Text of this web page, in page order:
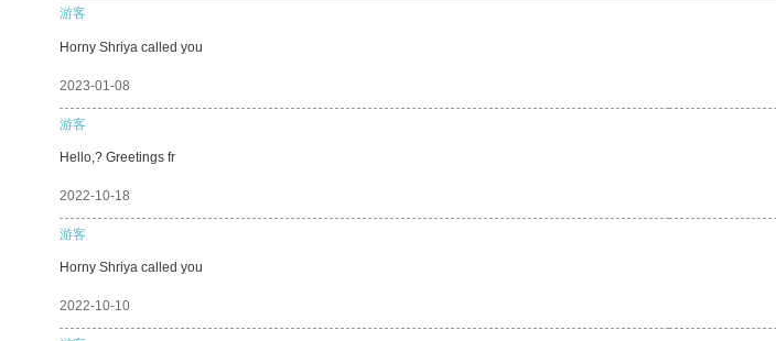
游客
Horny Shriya called you
2023-01-08
游客
Hello,? Greetings fr
2022-10-18
游客
Horny Shriya called you
2022-10-10